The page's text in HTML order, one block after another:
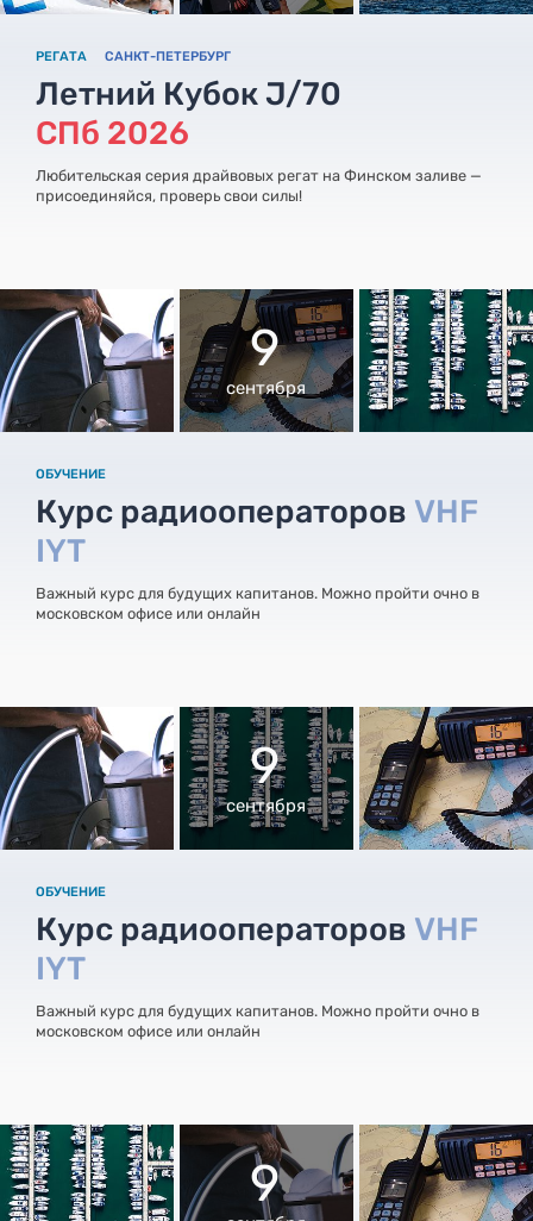
РЕГАТА САНКТ-ПЕТЕРБУРГ
Летний Кубок J/70
СПб 2026
Любительская серия драйвовых регат на Финском заливе —
присоединяйся, проверь свои силы!
9
сентября
ОБУЧЕНИЕ
Курс радиооператоров VHF
IYT
Важный курс для будущих капитанов. Можно пройти очно в
московском офисе или онлайн
9
сентября
ОБУЧЕНИЕ
Курс радиооператоров VHF
IYT
Важный курс для будущих капитанов. Можно пройти очно в
московском офисе или онлайн
9